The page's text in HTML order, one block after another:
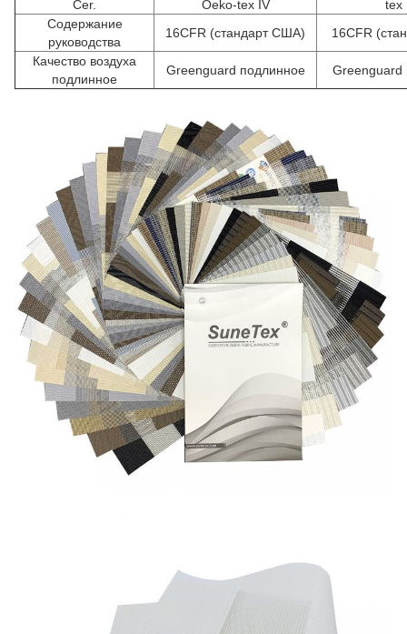
Cer.
Oeko-tex IV
tex
Содержание
руководства
16CFR (стандарт США)
16CFR
Качество воздуха
подлинное
Greenguard подлинное Greenguard